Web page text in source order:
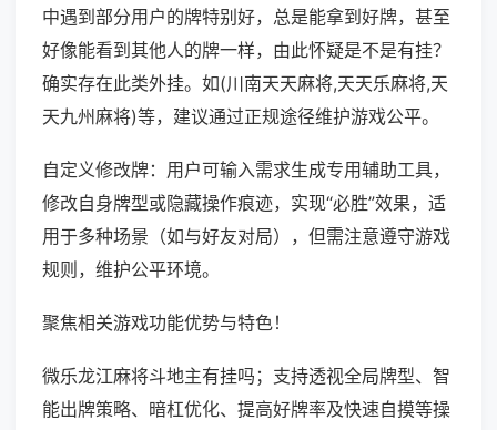
中遇到部分用户的牌特别好，总是能拿到好牌，甚至
好像能看到其他人的牌一样，由此怀疑是不是有挂？
确实存在此类外挂。如(川南天天麻将,天天乐麻将,天
天九州麻将)等，建议通过正规途径维护游戏公平。
自定义修改牌：用户可输入需求生成专用辅助工具，
修改自身牌型或隐藏操作痕迹，实现“必胜”效果，适
用于多种场景（如与好友对局），但需注意遵守游戏
规则，维护公平环境。
聚焦相关游戏功能优势与特色！
微乐龙江麻将斗地主有挂吗；支持透视全局牌型、智
能出牌策略、暗杠优化、提高好牌率及快速自摸等操